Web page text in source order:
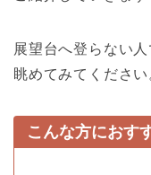
展望台へ登らない
眺めてみてください
こんな方におす